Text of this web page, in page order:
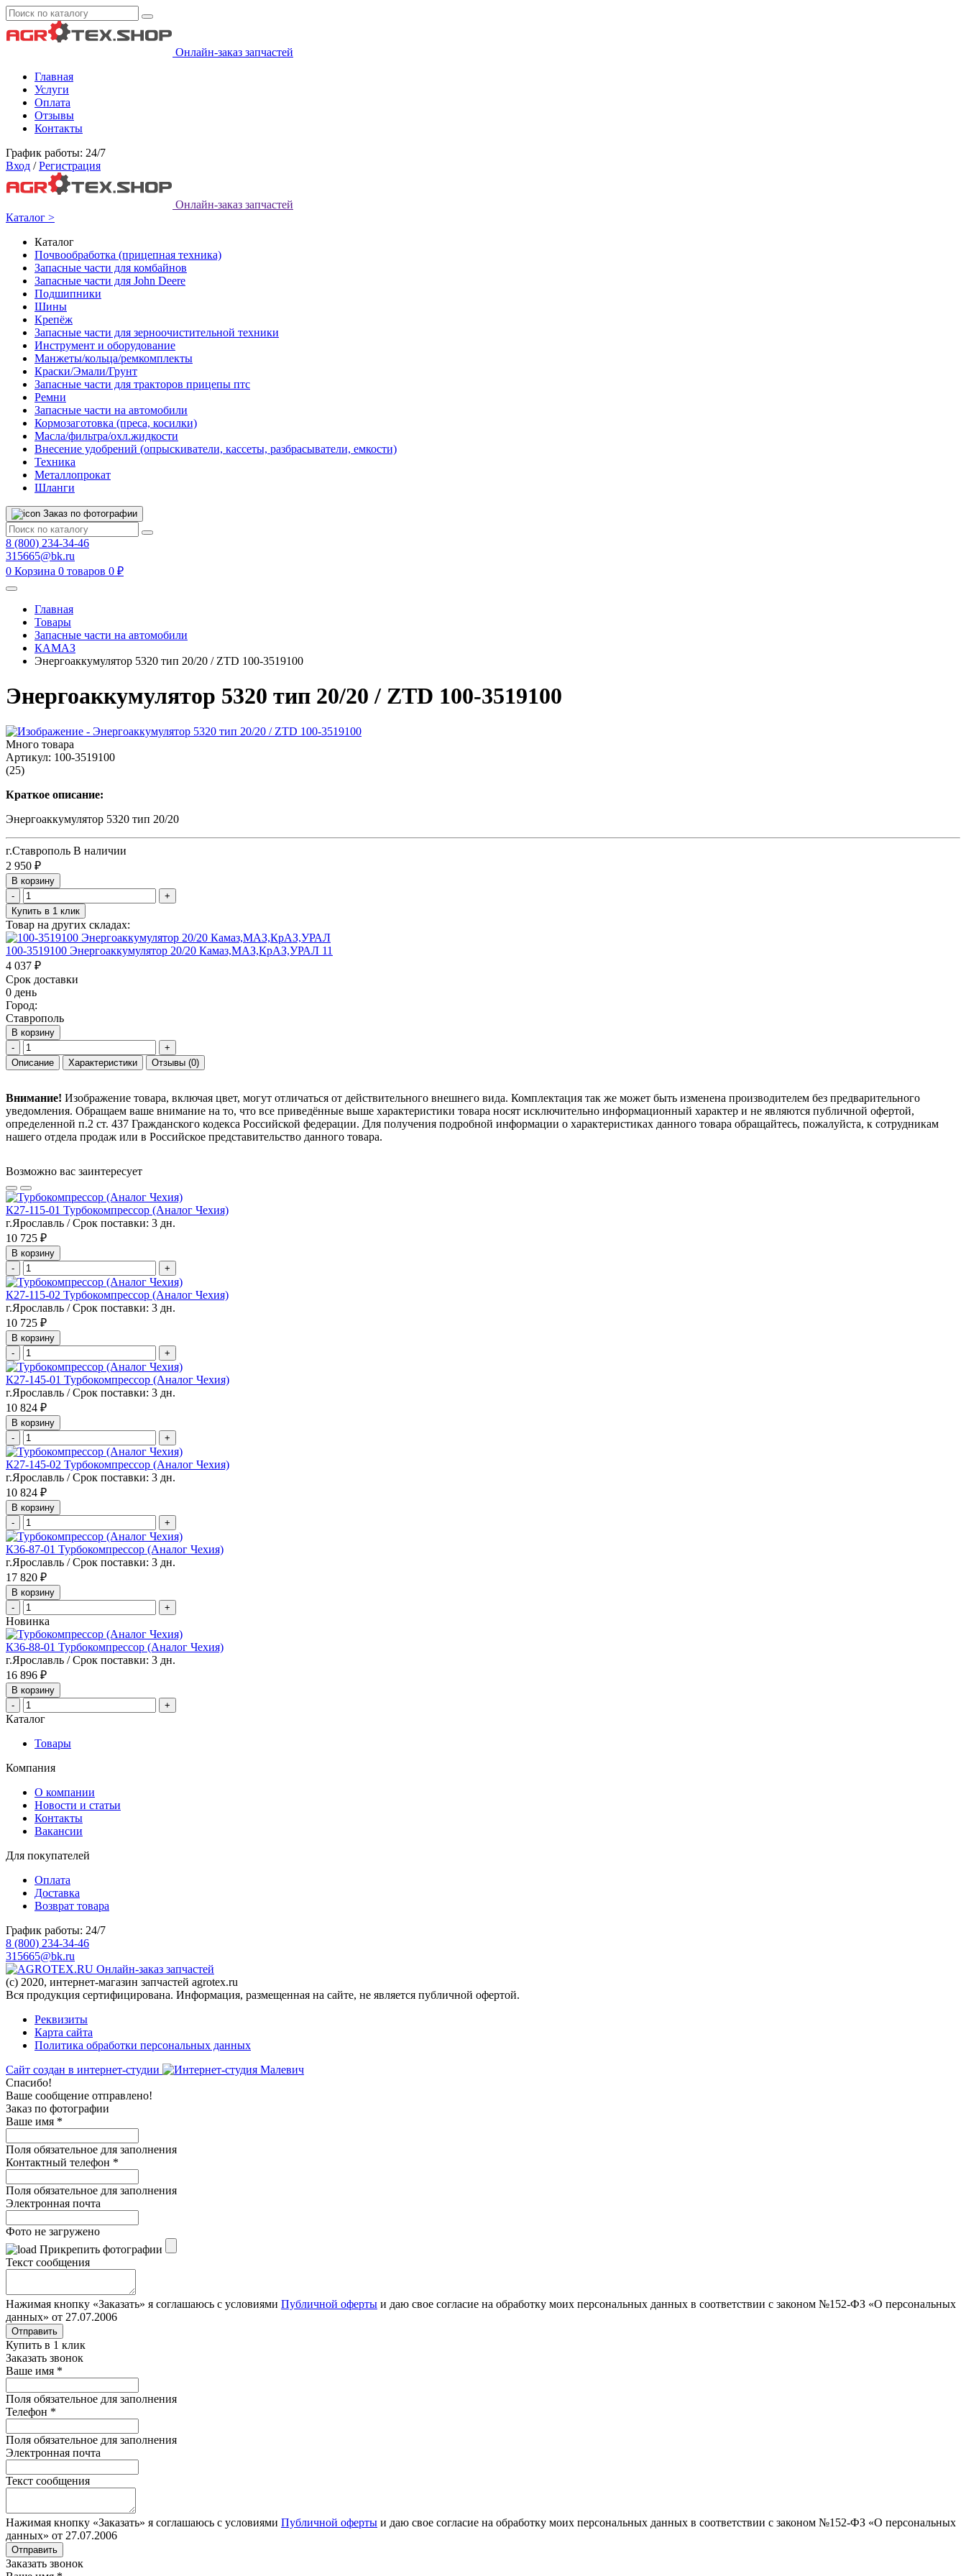
Онлайн-заказ запчастей
Главная
Услуги
Оплата
Отзывы
Контакты
График работы: 24/7
Вход / Регистрация
Онлайн-заказ запчастей
Каталог >
Каталог
Почвообработка (прицепная техника)
Запасные части для комбайнов
Запасные части для John Deere
Подшипники
Шины
Крепёж
Запасные части для зерноочистительной техники
Инструмент и оборудование
Манжеты/кольца/ремкомплекты
Краски/Эмали/Грунт
Запасные части для тракторов прицепы птс
Ремни
Запасные части на автомобили
Кормозаготовка (преса, косилки)
Масла/фильтра/охл.жидкости
Внесение удобрений (опрыскиватели, кассеты, разбрасыватели, емкости)
Техника
Металлопрокат
Шланги
Заказ по фотографии
8 (800) 234-34-46
315665@bk.ru
0 Корзина 0 товаров 0 ₽
Главная
Товары
Запасные части на автомобили
КАМАЗ
Энергоаккумулятор 5320 тип 20/20 / ZTD 100-3519100
Энергоаккумулятор 5320 тип 20/20 / ZTD 100-3519100
Много товара
Артикул: 100-3519100
(25)
Краткое описание:
Энергоаккумулятор 5320 тип 20/20
г.Ставрополь В наличии
2 950 ₽
В корзину
-
+
Купить в 1 клик
Товар на других складах:
100-3519100 Энергоаккумулятор 20/20 Камаз,МАЗ,КрАЗ,УРАЛ 11
4 037 ₽
Срок доставки
0 день
Город:
Ставрополь
В корзину
-
+
Описание
Характеристики Отзывы (0)
Внимание! Изображение товара, включая цвет, могут отличаться от действительного внешнего вида. Комплектация так же может быть изменена производителем без предварительного
уведомления. Обращаем ваше внимание на то, что все приведённые выше характеристики товара носят исключительно информационный характер и не являются публичной офертой,
определенной п.2 ст. 437 Гражданского кодекса Российской федерации. Для получения подробной информации о характеристиках данного товара обращайтесь, пожалуйста, к сотрудникам
нашего отдела продаж или в Российское представительство данного товара.
Возможно вас заинтересует
К27-115-01 Турбокомпрессор (Аналог Чехия)
г.Ярославль / Срок поставки: 3 дн.
10 725 ₽
В корзину
-
+
К27-115-02 Турбокомпрессор (Аналог Чехия)
г.Ярославль / Срок поставки: 3 дн.
10 725 ₽
В корзину
-
+
К27-145-01 Турбокомпрессор (Аналог Чехия)
г.Ярославль / Срок поставки: 3 дн.
10 824 ₽
В корзину
-
+
К27-145-02 Турбокомпрессор (Аналог Чехия)
г.Ярославль / Срок поставки: 3 дн.
10 824 ₽
В корзину
-
+
К36-87-01 Турбокомпрессор (Аналог Чехия)
г.Ярославль / Срок поставки: 3 дн.
17 820 ₽
В корзину
-
+
Новинка
К36-88-01 Турбокомпрессор (Аналог Чехия)
г.Ярославль / Срок поставки: 3 дн.
16 896 ₽
В корзину
-
+
Каталог
Товары
Компания
О компании
Новости и статьи
Контакты
Вакансии
Для покупателей
Оплата
Доставка
Возврат товара
График работы: 24/7
8 (800) 234-34-46
315665@bk.ru
Онлайн-заказ запчастей
(c) 2020, интернет-магазин запчастей agrotex.ru
Вся продукция сертифицирована. Информация, размещенная на сайте, не является публичной офертой.
Реквизиты
Карта сайта
Политика обработки персональных данных
Сайт создан в интернет-студии
Спасибо!
Ваше сообщение отправлено!
Заказ по фотографии
Ваше имя *
Поля обязательное для заполнения
Контактный телефон *
Поля обязательное для заполнения
Электронная почта
Фото не загружено
Прикрепить фотографии
Текст сообщения
Нажимая кнопку «Заказать» я соглашаюсь с условиями Публичной оферты и даю свое согласие на обработку моих персональных данных в соответствии с законом №152-ФЗ «О персональных
данных» от 27.07.2006
Отправить
Купить в 1 клик
Заказать звонок
Ваше имя *
Поля обязательное для заполнения
Телефон *
Поля обязательное для заполнения
Электронная почта
Текст сообщения
Нажимая кнопку «Заказать» я соглашаюсь с условиями Публичной оферты и даю свое согласие на обработку моих персональных данных в соответствии с законом №152-ФЗ «О персональных
данных» от 27.07.2006
Отправить
Заказать звонок